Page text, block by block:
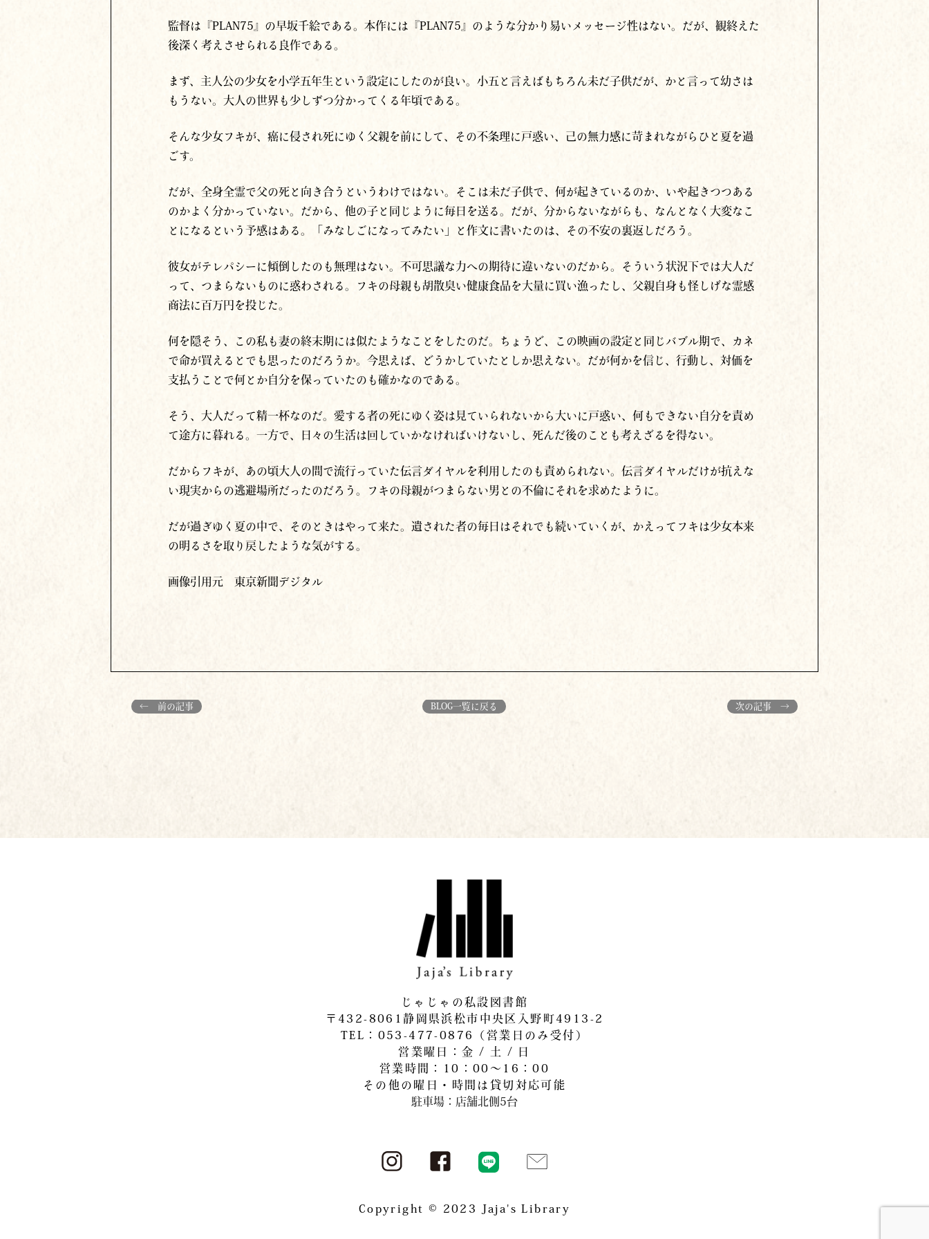
監督は『PLAN75』の早坂千絵である。本作には『PLAN75』のような分かり易いメッセージ性はない。だが、観終えた
後深く考えさせられる良作である。
まず、主人公の少女を小学五年生という設定にしたのが良い。小五と言えばもちろん未だ子供だが、かと言って幼さは
もうない。大人の世界も少しずつ分かってくる年頃である。
そんな少女フキが、癌に侵され死にゆく父親を前にして、その不条理に戸惑い、己の無力感に苛まれながらひと夏を過
ごす。
だが、全身全霊で父の死と向き合うというわけではない。そこは未だ子供で、何が起きているのか、いや起きつつある
のかよく分かっていない。だから、他の子と同じように毎日を送る。だが、分からないながらも、なんとなく大変なこ
とになるという予感はある。「みなしごになってみたい」と作文に書いたのは、その不安の裏返しだろう。
彼女がテレパシーに傾倒したのも無理はない。不可思議な力への期待に違いないのだから。そういう状況下では大人だ
って、つまらないものに惑わされる。フキの母親も胡散臭い健康食品を大量に買い漁ったし、父親自身も怪しげな霊感
商法に百万円を投じた。
何を隠そう、この私も妻の終末期には似たようなことをしたのだ。ちょうど、この映画の設定と同じバブル期で、カネ
で命が買えるとでも思ったのだろうか。今思えば、どうかしていたとしか思えない。だが何かを信じ、行動し、対価を
支払うことで何とか自分を保っていたのも確かなのである。
そう、大人だって精一杯なのだ。愛する者の死にゆく姿は見ていられないから大いに戸惑い、何もできない自分を責め
て途方に暮れる。一方で、日々の生活は回していかなければいけないし、死んだ後のことも考えざるを得ない。
だからフキが、あの頃大人の間で流行っていた伝言ダイヤルを利用したのも責められない。伝言ダイヤルだけが抗えな
い現実からの逃避場所だったのだろう。フキの母親がつまらない男との不倫にそれを求めたように。
だが過ぎゆく夏の中で、そのときはやって来た。遺された者の毎日はそれでも続いていくが、かえってフキは少女本来
の明るさを取り戻したような気がする。
画像引用元 東京新聞デジタル
← 前の記事 BLOG一覧に戻る 次の記事 →
じゃじゃの私設図書館
〒432-8061静岡県浜松市中央区入野町4913-2
​TEL：053-477-0876（営業日のみ受付）
営業曜日：金 / 土 / 日
営業時間：10：00～16：00
その他の曜日・時間は貸切対応可能
駐車場：店舗北側5台
Copyright © 2023 Jaja's Library